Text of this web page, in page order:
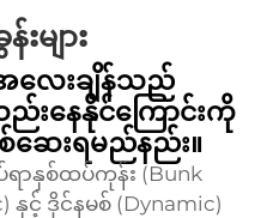
များ
ေးချိန်သည်
ေနိုင်ကြောင်းကို
ေးရမည်နည်း။
ာနှစ်ထပ်ကုန်း (Bunk
င့် ဒိုင်နမစ် (Dynamic)